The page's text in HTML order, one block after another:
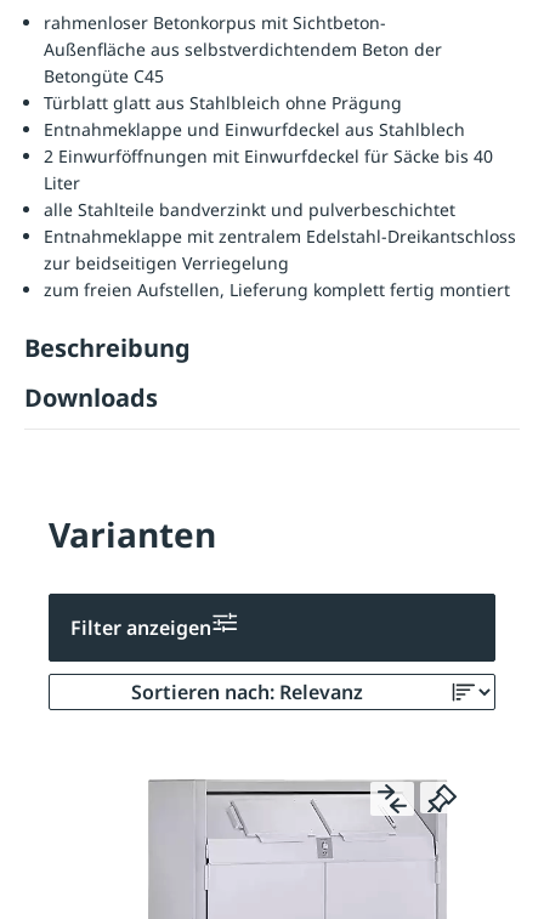
rahmenloser Betonkorpus mit Sichtbeton-
Außenfläche aus selbstverdichtendem Beton der
Betongüte C45
Türblatt glatt aus Stahlbleich ohne Prägung
Entnahmeklappe und Einwurfdeckel aus Stahlblech
2 Einwurföffnungen mit Einwurfdeckel für Säcke bis 40
Liter
alle Stahlteile bandverzinkt und pulverbeschichtet
Entnahmeklappe mit zentralem Edelstahl-Dreikantschloss
zur beidseitigen Verriegelung
zum freien Aufstellen, Lieferung komplett fertig montiert
Beschreibung
Downloads
Varianten
Filter anzeigen